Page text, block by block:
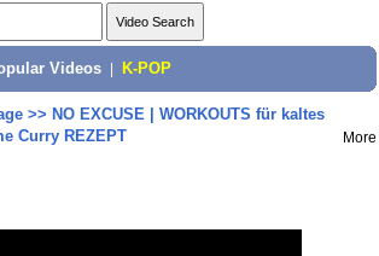
Videos K-POP
>> NO EXCUSE | WORKOUTS für kaltes
Curry REZEPT
More